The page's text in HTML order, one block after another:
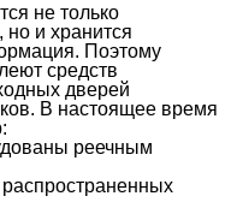
не только
и хранится
Поэтому
средств
дверей
В настоящее время
реечным